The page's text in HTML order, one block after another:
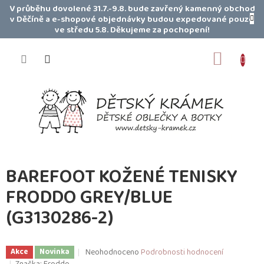
PřejítV průběhu dovolené 31.7.-9.8. bude zavřený kamenný obchod
v Děčíně a e-shopové objednávky budou expedované pouze
ve středu 5.8. Děkujeme za pochopení!
BAREFOOT KOŽENÉ TENISKY
FRODDO GREY/BLUE
(G3130286-2)
Akce Novinka
Průměrné
NeohodnocenoPodrobnosti hodnocení